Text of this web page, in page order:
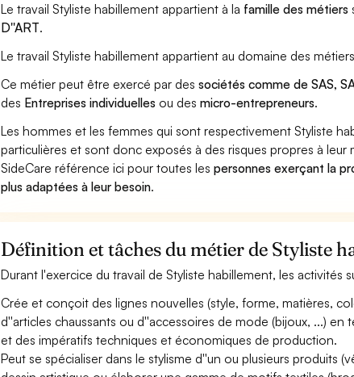
Le travail Styliste habillement appartient à la famille des métiers
D''ART.
Le travail Styliste habillement appartient au domaine des
Ce métier peut être exercé par dessociétés comme de SAS,
des Entreprises individuelles ou desmicro-entrepreneurs.
Les hommes et les femmes qui sont respectivement Styliste
particulières et sont donc exposés à des risques propres à leur
SideCare référence ici pour toutes lespersonnes exerçant la
plus adaptées à leur besoin.
Définition et tâches du métier de Styliste
Durant l'exercice du travail de Styliste habillement, les activités
Crée et conçoit des lignes nouvelles (style, forme, matières,
d''articles chaussants ou d''accessoires de mode (bijoux, ...)
et des impératifs techniques et économiques de production.
Peut se spécialiser dans le stylisme d''un ou plusieurs produits